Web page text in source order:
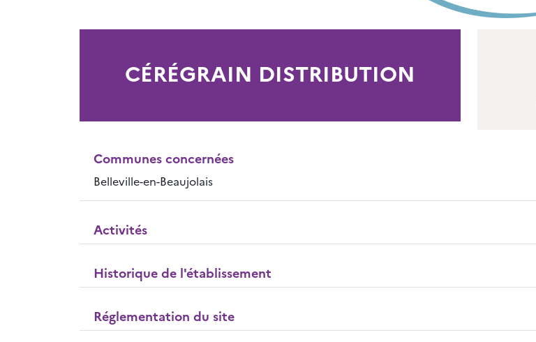
CÉRÉGRAIN DISTRIBUTION
Communes concernées
Belleville-en-Beaujolais
Activités
Historique de l'établissement
Réglementation du site